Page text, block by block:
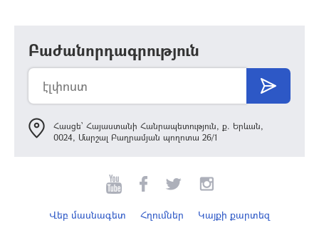
Բաժանորդագրություն
Հասցե՝ Հայաստանի Հանրապետություն, ք. Երևան,
0024, Մարշալ Բաղրամյան պողոտա 26/1
Վեբ մասնագետ Հղումներ Կայքի քարտեզ